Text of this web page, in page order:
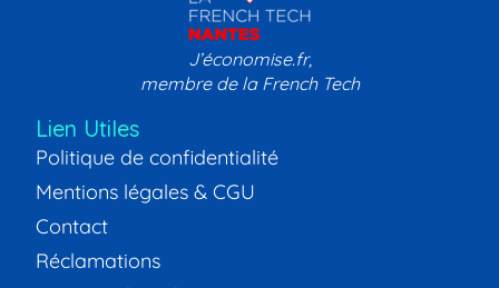
J’économise.fr,
membre de la French Tech
Lien Utiles
Politique de confidentialité
Mentions légales & CGU
Contact
Réclamations